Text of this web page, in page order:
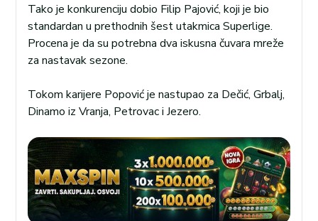
Tako je konkurenciju dobio Filip Pajović, koji je bio
standardan u prethodnih šest utakmica Superlige.
Procena je da su potrebna dva iskusna čuvara mreže
za nastavak sezone.
Tokom karijere Popović je nastupao za Dečić, Grbalj,
Dinamo iz Vranja, Petrovac i Jezero.